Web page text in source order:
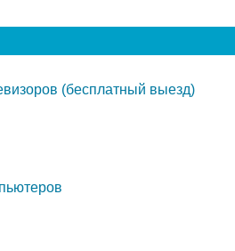
(бесплатный выезд)